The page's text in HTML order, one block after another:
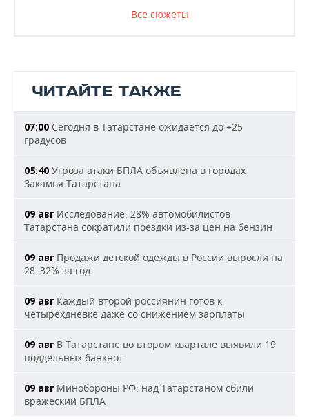
Все сюжеты
ЧИТАЙТЕ ТАКЖЕ
07:00 Сегодня в Татарстане ожидается до +25
градусов
05:40 Угроза атаки БПЛА объявлена в городах
Закамья Татарстана
09 авг Исследование: 28% автомобилистов
Татарстана сократили поездки из-за цен на бензин
09 авг Продажи детской одежды в России выросли на
28–32% за год
09 авг Каждый второй россиянин готов к
четырехдневке даже со снижением зарплаты
09 авг В Татарстане во втором квартале выявили 19
поддельных банкнот
09 авг Минобороны РФ: над Татарстаном сбили
вражеский БПЛА